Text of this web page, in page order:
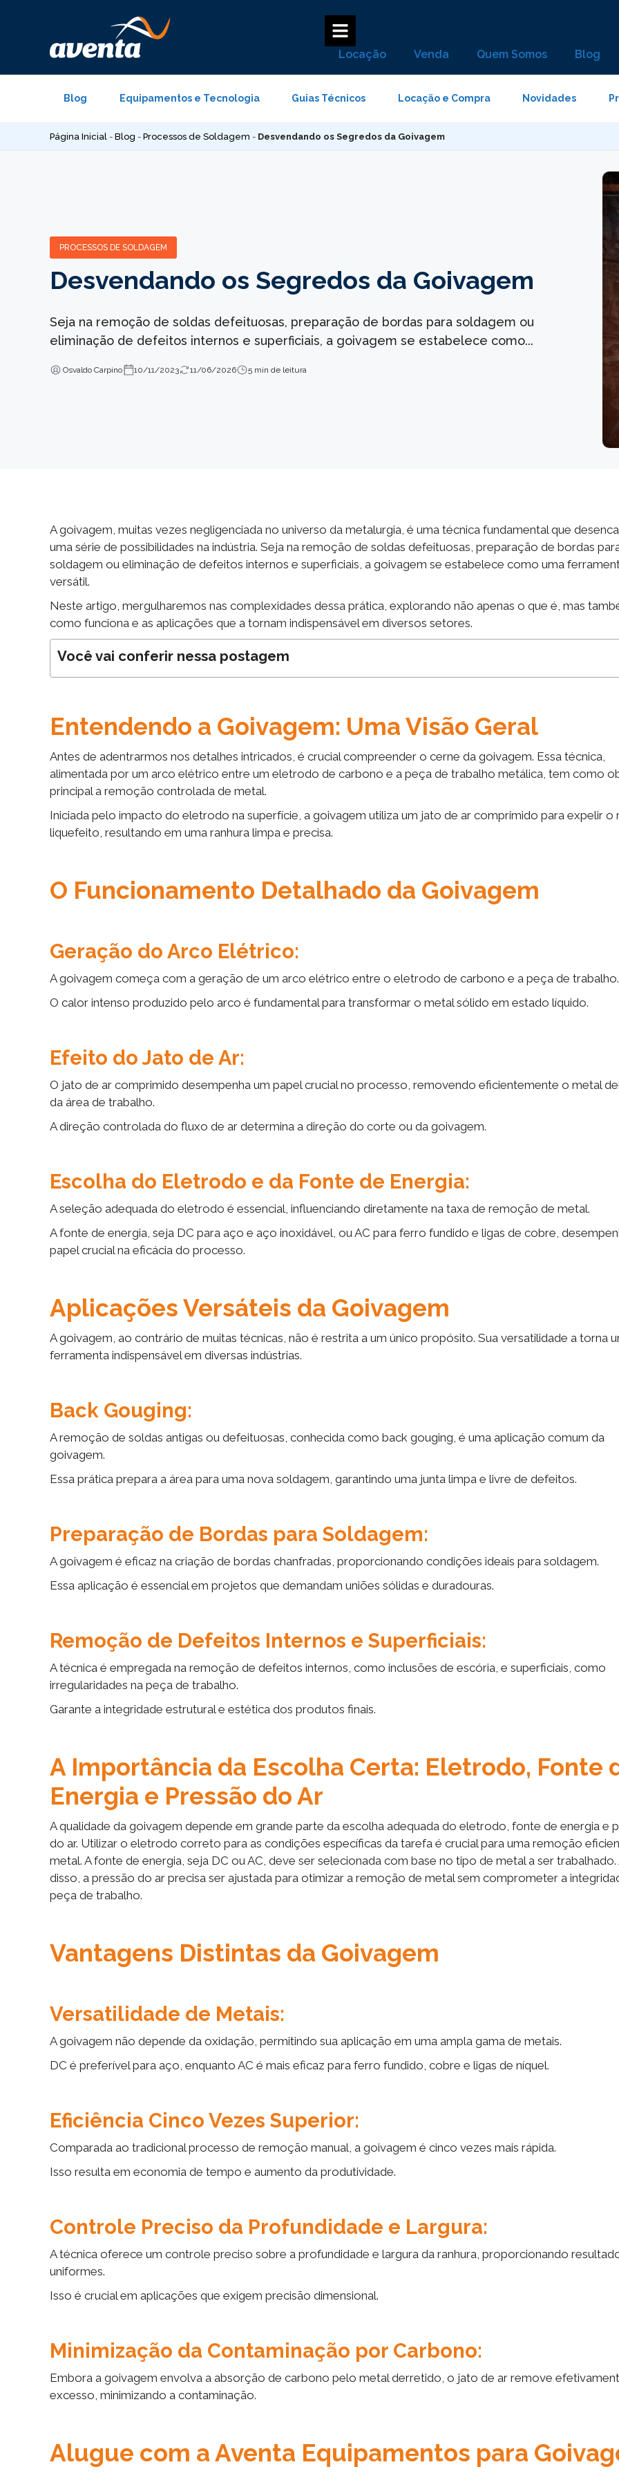
conteúdo
Locação Venda Quem Somos Blog
Blog Equipamentos e Tecnologia Guias Técnicos Locação e Compra Novidades
Página Inicial - Blog - Processos de Soldagem - Desvendando os Segredos da Goivagem
PROCESSOS DE SOLDAGEM
Desvendando os Segredos da Goivagem
Seja na remoção de soldas defeituosas, preparação de bordas para soldagem ou
eliminação de defeitos internos e superficiais, a goivagem se estabelece como...
Osvaldo Carpino 10/11/2023 11/06/2026 5 min de leitura
A goivagem, muitas vezes negligenciada no universo da metalurgia, é uma técnica fundamental que
uma série de possibilidades na indústria. Seja na remoção de soldas defeituosas, preparação de bordas
soldagem ou eliminação de defeitos internos e superficiais, a goivagem se estabelece como uma
versátil.
Neste artigo, mergulharemos nas complexidades dessa prática, explorando não apenas o que é, mas
como funciona e as aplicações que a tornam indispensável em diversos setores.
Você vai conferir nessa postagem
Entendendo a Goivagem: Uma Visão Geral
Antes de adentrarmos nos detalhes intricados, é crucial compreender o cerne da goivagem. Essa técnica,
alimentada por um arco elétrico entre um eletrodo de carbono e a peça de trabalho metálica, tem como
principal a remoção controlada de metal.
Iniciada pelo impacto do eletrodo na superfície, a goivagem utiliza um jato de ar comprimido para expelir o
liquefeito, resultando em uma ranhura limpa e precisa.
O Funcionamento Detalhado da Goivagem
Geração do Arco Elétrico:
A goivagem começa com a geração de um arco elétrico entre o eletrodo de carbono e a peça de trabalho.
O calor intenso produzido pelo arco é fundamental para transformar o metal sólido em estado líquido.
Efeito do Jato de Ar:
O jato de ar comprimido desempenha um papel crucial no processo, removendo eficientemente o metal
da área de trabalho.
A direção controlada do fluxo de ar determina a direção do corte ou da goivagem.
Escolha do Eletrodo e da Fonte de Energia:
A seleção adequada do eletrodo é essencial, influenciando diretamente na taxa de remoção de metal.
A fonte de energia, seja DC para aço e aço inoxidável, ou AC para ferro fundido e ligas de cobre,
papel crucial na eficácia do processo.
Aplicações Versáteis da Goivagem
A goivagem, ao contrário de muitas técnicas, não é restrita a um único propósito. Sua versatilidade a torna
ferramenta indispensável em diversas indústrias.
Back Gouging:
A remoção de soldas antigas ou defeituosas, conhecida como back gouging, é uma aplicação comum da
goivagem.
Essa prática prepara a área para uma nova soldagem, garantindo uma junta limpa e livre de defeitos.
Preparação de Bordas para Soldagem:
A goivagem é eficaz na criação de bordas chanfradas, proporcionando condições ideais para soldagem.
Essa aplicação é essencial em projetos que demandam uniões sólidas e duradouras.
Remoção de Defeitos Internos e Superficiais:
A técnica é empregada na remoção de defeitos internos, como inclusões de escória, e superficiais, como
irregularidades na peça de trabalho.
Garante a integridade estrutural e estética dos produtos finais.
A Importância da Escolha Certa: Eletrodo, Fonte
Energia e Pressão do Ar
A qualidade da goivagem depende em grande parte da escolha adequada do eletrodo, fonte de energia e
do ar. Utilizar o eletrodo correto para as condições específicas da tarefa é crucial para uma remoção
metal. A fonte de energia, seja DC ou AC, deve ser selecionada com base no tipo de metal a ser trabalhado.
disso, a pressão do ar precisa ser ajustada para otimizar a remoção de metal sem comprometer a
peça de trabalho.
Vantagens Distintas da Goivagem
Versatilidade de Metais:
A goivagem não depende da oxidação, permitindo sua aplicação em uma ampla gama de metais.
DC é preferível para aço, enquanto AC é mais eficaz para ferro fundido, cobre e ligas de níquel.
Eficiência Cinco Vezes Superior:
Comparada ao tradicional processo de remoção manual, a goivagem é cinco vezes mais rápida.
Isso resulta em economia de tempo e aumento da produtividade.
Controle Preciso da Profundidade e Largura:
A técnica oferece um controle preciso sobre a profundidade e largura da ranhura, proporcionando
uniformes.
Isso é crucial em aplicações que exigem precisão dimensional.
Minimização da Contaminação por Carbono:
Embora a goivagem envolva a absorção de carbono pelo metal derretido, o jato de ar remove
excesso, minimizando a contaminação.
Alugue com a Aventa Equipamentos para